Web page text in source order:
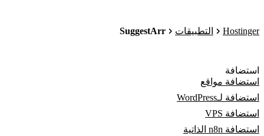
Hostinger التطبيقات SuggestArr
استضافة
استضافة مواقع
استضافة لـWordPress
استضافة VPS
استضافة n8n الذاتية